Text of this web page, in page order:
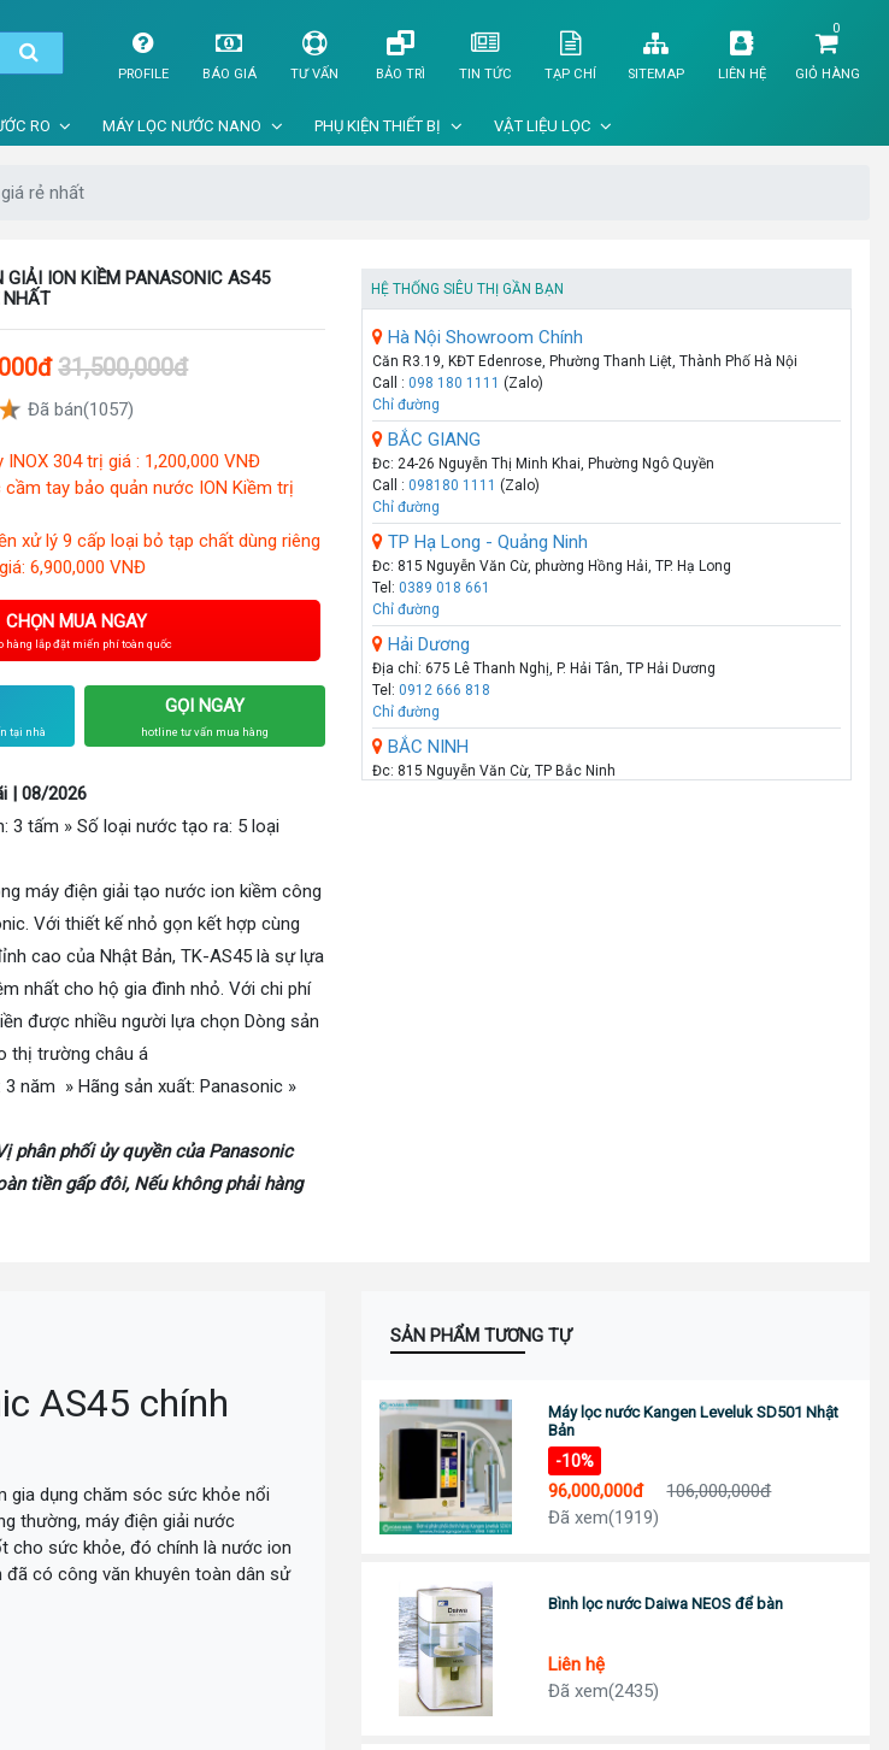
PROFILE BÁO GIÁ TƯ VẤN BẢO TRÌ TIN TỨC TẠP CHÍ SITEMAP LIÊN HỆ
0
GIỎ HÀNG
RO MÁY LỌC NƯỚC NANO PHỤ KIỆN THIẾT BỊ VẬT LIỆU LỌC
rẻ nhất
GIẢI ION KIỀM PANASONIC AS45
NHẤT
31,500,000đ
Đã bán(1057)
304 trị giá : 1,200,000 VNĐ
tay bảo quản nước ION Kiềm trị
xử lý 9 cấp loại bỏ tạp chất dùng riêng
6,900,000 VNĐ
CHỌN MUA NGAY
hàng lắp đặt miến phí toàn quốc
tại nhà
GỌI NGAY
hotline tư vấn mua hàng
| 08/2026
3 tấm » Số loại nước tạo ra: 5 loại
máy điện giải tạo nước ion kiềm công
Với thiết kế nhỏ gọn kết hợp cùng
cao của Nhật Bản, TK-AS45 là sự lựa
nhất cho hộ gia đình nhỏ. Với chi phí
được nhiều người lựa chọn Dòng sản
thị trường châu á
3 năm » Hãng sản xuất: Panasonic »
phân phối ủy quyền của Panasonic
tiền gấp đôi, Nếu không phải hàng
HỆ THỐNG SIÊU THỊ GẦN BẠN
Hà Nội Showroom Chính
Căn R3.19, KĐT Edenrose, Phường Thanh Liệt, Thành Phố Hà Nội
Call : 098 180 1111 (Zalo)
Chỉ đường
BẮC GIANG
Đc: 24-26 Nguyễn Thị Minh Khai, Phường Ngô Quyền
Call : 098180 1111 (Zalo)
Chỉ đường
TP Hạ Long - Quảng Ninh
Đc: 815 Nguyễn Văn Cừ, phường Hồng Hải, TP. Hạ Long
Tel: 0389 018 661
Chỉ đường
Hải Dương
Địa chỉ: 675 Lê Thanh Nghị, P. Hải Tân, TP Hải Dương
Tel: 0912 666 818
Chỉ đường
BẮC NINH
Đc: 815 Nguyễn Văn Cừ, TP Bắc Ninh
Trang
Tel:0944 519 888
ĐÀ LẠT - LÂM ĐỒNG
Địa chỉ: 364 Hai Bà Trưng, P6 TP Đà Lạt, Tỉnh Lâm Đồng
0902 570 886
Chỉ đường
TP.HCM Showrom Chính
Showroom: 193A - Đường 3/2 - P.11 - Q.10 - TP.HCM
BÌNH DƯƠNG
Đc: 743 Huỳnh Văn Lũy, Phường Bình Dương, TP Hồ Chí Minh
ĐT: Call :0989 958 887
(Zalo)
Chỉ đường
TP Tây Ninh
AS45 chính
gia dụng chăm sóc sức khỏe nổi
thường, máy điện giải nước
cho sức khỏe, đó chính là nước ion
đã có công văn khuyên toàn dân sử
SẢN PHẨM TƯƠNG TỰ
Máy lọc nước Kangen Leveluk SD501 Nhật
Bản
-10%
96,000,000đ
106,000,000đ
Đã xem(1919)
Bình lọc nước Daiwa NEOS để bàn
Liên hệ
Đã xem(2435)